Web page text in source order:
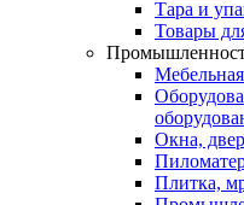
Тара и
Товары
Окна,
Плитка,